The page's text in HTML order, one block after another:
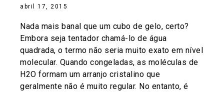
abril 17, 2015
Nada mais banal que um cubo de gelo, certo?
Embora seja tentador chamá-lo de água
quadrada, o termo não seria muito exato em nível
molecular. Quando congeladas, as moléculas de
H2O formam um arranjo cristalino que
geralmente não é muito regular. No entanto, é